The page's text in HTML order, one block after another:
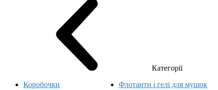
Категорії
Коробочки
Флотанти і гелі для мушок